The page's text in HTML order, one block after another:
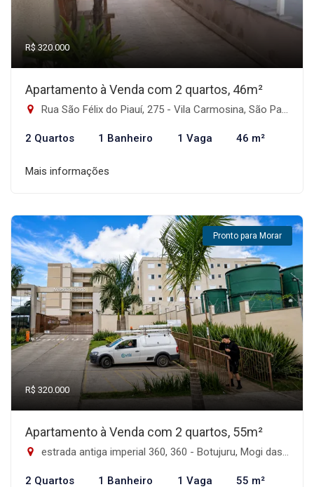
R$ 320.000
Apartamento à Venda com 2 quartos, 46m²
Rua São Félix do Piauí, 275 - Vila Carmosina, São Paulo-SP
2 Quartos 1 Banheiro 1 Vaga 46 m²
Mais informações
Pronto para Morar
R$ 320.000
Apartamento à Venda com 2 quartos, 55m²
estrada antiga imperial 360, 360 - Botujuru, Mogi das Cruzes-SP
2 Quartos 1 Banheiro 1 Vaga 55 m²